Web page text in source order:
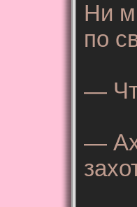
Ни
по
—
—